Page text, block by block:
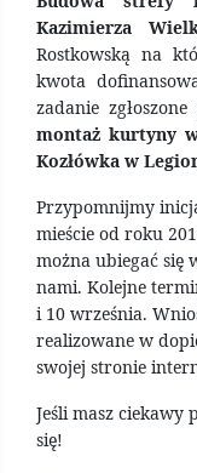
Kazimierza
Rostkowską na
kwota
zadanie
montaż kurtyny
Kozłówka w
Przypomnijmy
mieście od roku
można ubiegać się
nami. Kolejne
i 10 września.
realizowane w
swojej stronie
Jeśli masz ciekawy
się!